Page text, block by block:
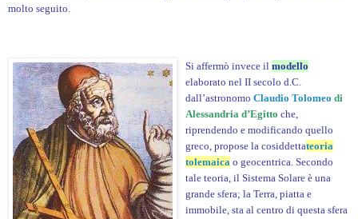
molto seguito.
Si affermò invece il modello
elaborato nel II secolo d.C.
dall’astronomo Claudio Tolomeo di
Alessandria d’Egitto che,
riprendendo e modificando quello
greco, propose la cosiddettateoria
tolemaica o geocentrica. Secondo
tale teoria, il Sistema Solare è una
grande sfera; la Terra, piatta e
immobile, sta al centro di questa sfera